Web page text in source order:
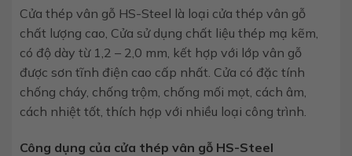
Cửa thép vân gỗ HS-Steel là loại cửa thép vân gỗ
chất lượng cao, Cửa sử dụng chất liệu thép mạ kẽm,
có độ dày từ 1,2 – 2,0 mm, kết hợp với lớp vân gỗ
được sơn tĩnh điện cao cấp nhất. Cửa có đặc tính
chống cháy, chống trộm, chống mối mọt, cách âm,
cách nhiệt tốt, thích hợp với nhiều loại công trình.
Công dụng của cửa thép vân gỗ HS-Steel